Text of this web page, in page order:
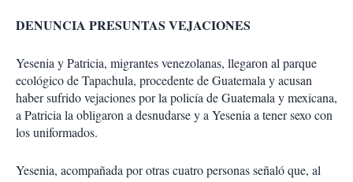
DENUNCIA PRESUNTAS VEJACIONES
Yesenia y Patricia, migrantes venezolanas, llegaron al parque
ecológico de Tapachula, procedente de Guatemala y acusan
haber sufrido vejaciones por la policía de Guatemala y mexicana,
a Patricia la obligaron a desnudarse y a Yesenia a tener sexo con
los uniformados.
Yesenia, acompañada por otras cuatro personas señaló que, al